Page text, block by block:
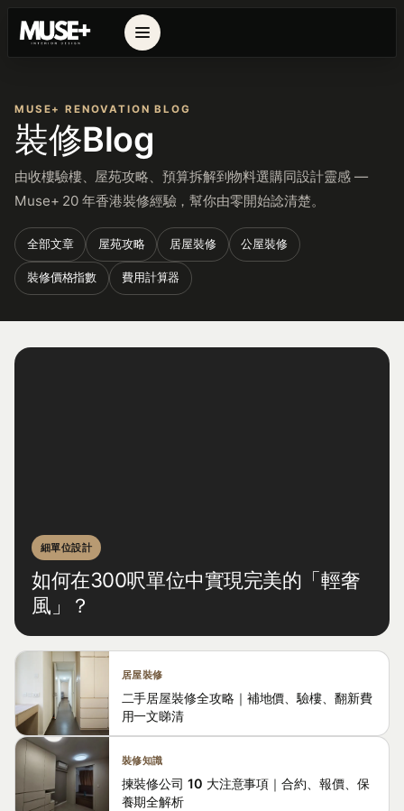
MUSE+ RENOVATION BLOG
裝修Blog
由收樓驗樓、屋苑攻略、預算拆解到物料選購同設計靈感 —
Muse+ 20 年香港裝修經驗，幫你由零開始諗清楚。
全部文章 屋苑攻略 居屋裝修 公屋裝修
裝修價格指數 費用計算器
細單位設計
如何在300呎單位中實現完美的「輕奢
風」？
居屋裝修
二手居屋裝修全攻略｜補地價、驗樓、翻新費
用一文睇清
裝修知識
揀裝修公司 10 大注意事項｜合約、報價、保
養期全解析